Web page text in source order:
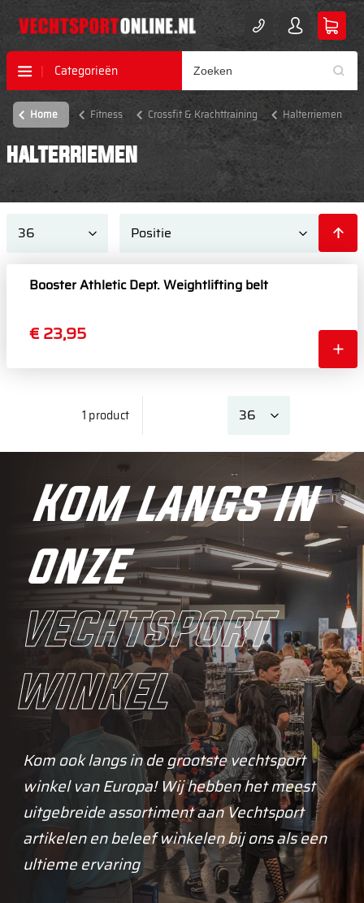
Categorieën
Home Fitness Crossfit & Krachttraining Halterriemen
HALTERRIEMEN
Booster Athletic Dept. Weightlifting belt
€ 23,95
1 product
Kom langs in
onze
vechtsport
winkel
Kom ook langs in de grootste vechtsport
winkel van Europa! Wij hebben het meest
uitgebreide assortiment aan Vechtsport
artikelen en beleef winkelen bij ons als een
ultieme ervaring